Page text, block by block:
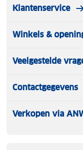
Klantenservice
Winkels &
Veelgestelde
Contactgegevens
Verkopen via